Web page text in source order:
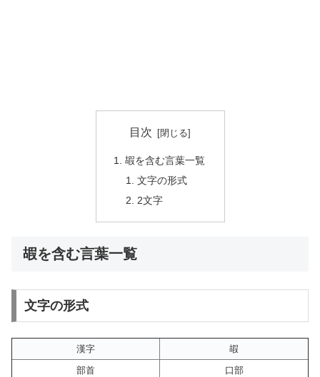
目次
嘏を含む言葉一覧
文字の形式
2文字
嘏を含む言葉一覧
文字の形式
漢字
嘏
部首
口部